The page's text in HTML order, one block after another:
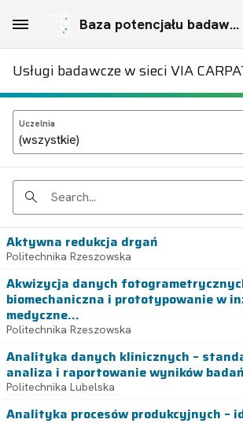
Baza potencjału badawczego Politechnicznej Sieci Via Carpatia im. Prezydenta RP Lecha Kaczyńskiego
Usługi badawcze w sieci VIA
Uczelnia
Search
Aktywna redukcja drgań
Politechnika Rzeszowska
Akwizycja danych
biomechaniczna i prototypowanie w
medyczne...
Politechnika Rzeszowska
Analityka danych klinicznych –
analiza i raportowanie wyników
Politechnika Lubelska
Analityka procesów produkcyjnych –